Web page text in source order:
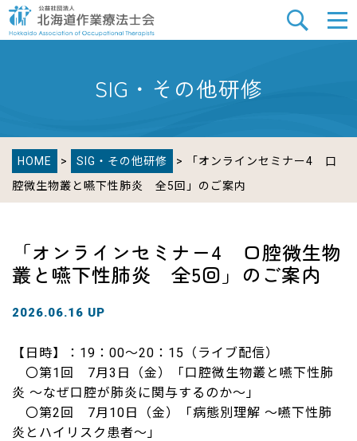
SIG・その他研修
HOME > SIG・その他研修
> 「オンラインセミナー4 口
腔微生物叢と嚥下性肺炎 全5回」のご案内
「オンラインセミナー4 口腔微生物
叢と嚥下性肺炎 全5回」のご案内
2026.06.16 UP
【日時】：19：00～20：15（ライブ配信）
〇第1回 7月3日（金）「口腔微生物叢と嚥下性肺
炎 ～なぜ口腔が肺炎に関与するのか～」
〇第2回 7月10日（金）「病態別理解 ～嚥下性肺
炎とハイリスク患者～」